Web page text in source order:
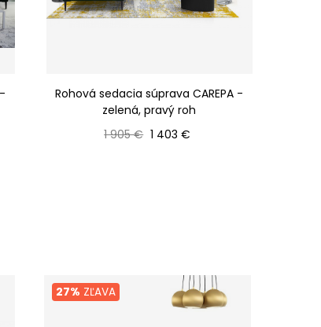
Rohová sedacia súprava CAREPA -
zelená, pravý roh
Bežná cena
1 905 € Cena
1 403 €
27% ZĽAVA